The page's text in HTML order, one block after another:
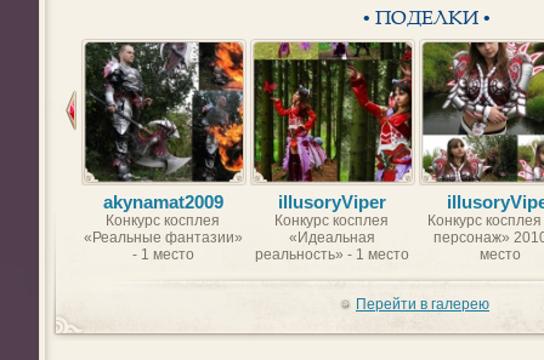
• ПОДЕЛКИ •
akynamat2009
Конкурс косплея
«Реальные фантазии»
- 1 место
illusoryViper
Конкурс косплея
«Идеальная
реальность» - 1 место
Конкурс
персонаж»
место
Перейти в галерею